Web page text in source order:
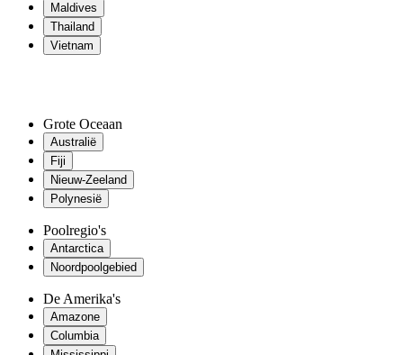
Maldives
Thailand
Vietnam
Grote Oceaan
Australië
Fiji
Nieuw-Zeeland
Polynesië
Poolregio's
Antarctica
Noordpoolgebied
De Amerika's
Amazone
Columbia